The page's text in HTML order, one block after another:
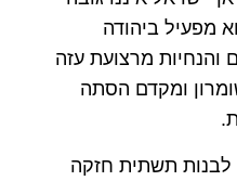
מפעיל ביהודה
והנחיות מרצועת עזה
ומקדם הסתה
תשתית חזקה